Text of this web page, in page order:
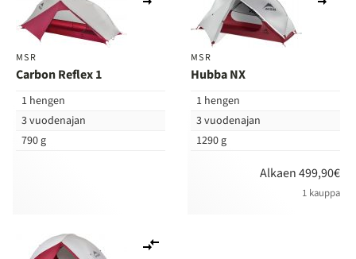
MSR
Carbon Reflex 1
1 hengen
3 vuodenajan
790 g
vertailuun
MSR
Hubba NX
1 hengen
3 vuodenajan
1290 g
Alkaen 499,90€
1 kauppa